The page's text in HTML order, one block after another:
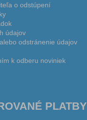
o odstúpení
údajov
odstránenie údajov
k odberu noviniek
PLATBY